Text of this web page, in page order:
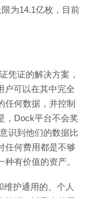
为14.1亿枚，目前
凭证的解决方案，
户可以在其中完全
任何数据，并控制
，Dock平台不会奖
识到他们的数据比
任何费用都是不够
有价值的资产。
维护通用的、个人